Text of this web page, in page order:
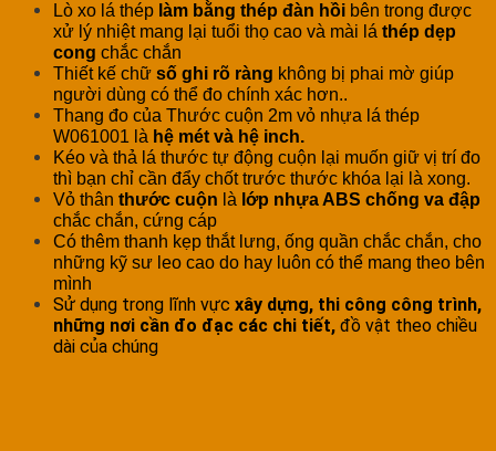
Lò xo lá thép làm bằng thép đàn hồi bên trong được
xử lý nhiệt mang lại tuổi thọ cao và mài lá thép dẹp
cong chắc chắn
Thiết kế chữ số ghi rõ ràng không bị phai mờ giúp
người dùng có thể đo chính xác hơn..
Thang đo của Thước cuộn 2m vỏ nhựa lá thép
W061001 là hệ mét và hệ inch.
Kéo và thả lá thước tự động cuộn lại muốn giữ vị trí đo
thì bạn chỉ cần đẩy chốt trước thước khóa lại là xong.
Vỏ thân thước cuộn là lớp nhựa ABS chống va đập
chắc chắn, cứng cáp
Có thêm thanh kẹp thắt lưng, ống quần chắc chắn, cho
những kỹ sư leo cao do hay luôn có thể mang theo bên
mình
Sử dụng trong lĩnh vực xây dựng, thi công công trình,
những nơi cần đo đạc các chi tiết, đồ vật theo chiều
dài của chúng